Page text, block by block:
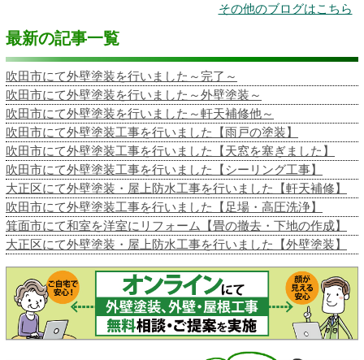
その他のブログはこちら
最新の記事一覧
吹田市にて外壁塗装を行いました～完了～
吹田市にて外壁塗装を行いました～外壁塗装～
吹田市にて外壁塗装を行いました～軒天補修他～
吹田市にて外壁塗装工事を行いました【雨戸の塗装】
吹田市にて外壁塗装工事を行いました【天窓を塞ぎました】
吹田市にて外壁塗装工事を行いました【シーリング工事】
大正区にて外壁塗装・屋上防水工事を行いました【軒天補修】
吹田市にて外壁塗装工事を行いました【足場・高圧洗浄】
箕面市にて和室を洋室にリフォーム【畳の撤去・下地の作成】
大正区にて外壁塗装・屋上防水工事を行いました【外壁塗装】